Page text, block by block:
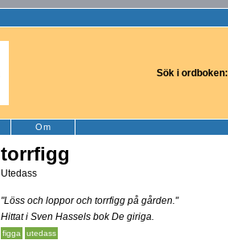
Sök i ordboken:
Om
torrfigg
Utedass
"Löss och loppor och torrfigg på gården."
Hittat i Sven Hassels bok De giriga.
figga
utedass